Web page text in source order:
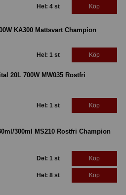
Hel: 4 st Köp
KA300 Mattsvart Champion
Hel: 1 st Köp
20L 700W MW035 Rostfri
Hel: 1 st Köp
300ml MS210 Rostfri Champion
Del: 1 st Köp
Hel: 8 st Köp